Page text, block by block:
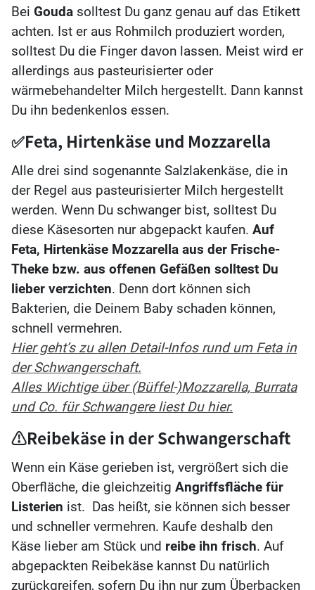
Bei Gouda solltest Du ganz genau auf das Etikett
achten. Ist er aus Rohmilch produziert worden,
solltest Du die Finger davon lassen. Meist wird er
allerdings aus pasteurisierter oder
wärmebehandelter Milch hergestellt. Dann kannst
Du ihn bedenkenlos essen.
✅Feta, Hirtenkäse und Mozzarella
Alle drei sind sogenannte Salzlakenkäse, die in
der Regel aus pasteurisierter Milch hergestellt
werden. Wenn Du schwanger bist, solltest Du
diese Käsesorten nur abgepackt kaufen. Auf
Feta, Hirtenkäse Mozzarella aus der Frische-
Theke bzw. aus offenen Gefäßen solltest Du
lieber verzichten. Denn dort können sich
Bakterien, die Deinem Baby schaden können,
schnell vermehren.
Hier geht’s zu allen Detail-Infos rund um Feta in
der Schwangerschaft.
Alles Wichtige über (Büffel-)Mozzarella, Burrata
und Co. für Schwangere liest Du hier.
⚠️Reibekäse in der Schwangerschaft
Wenn ein Käse gerieben ist, vergrößert sich die
Oberfläche, die gleichzeitig Angriffsfläche für
Listerien ist. Das heißt, sie können sich besser
und schneller vermehren. Kaufe deshalb den
Käse lieber am Stück und reibe ihn frisch. Auf
abgepackten Reibekäse kannst Du natürlich
zurückgreifen, sofern Du ihn nur zum Überbacken